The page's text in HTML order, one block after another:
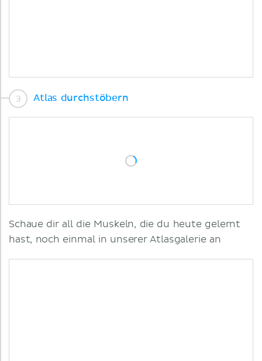
Atlas durchstöbern
Schaue dir all die Muskeln, die du heute gelernt
hast, noch einmal in unserer Atlasgalerie an